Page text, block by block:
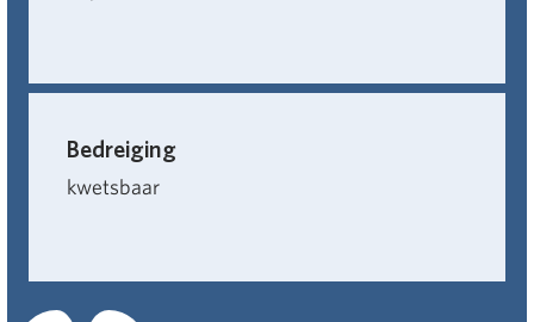
Bedreiging
kwetsbaar